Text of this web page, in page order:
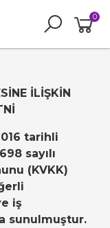
0
İLİŞKİN
tarihli
sayılı
(KVKK)
iş
sunulmuştur.